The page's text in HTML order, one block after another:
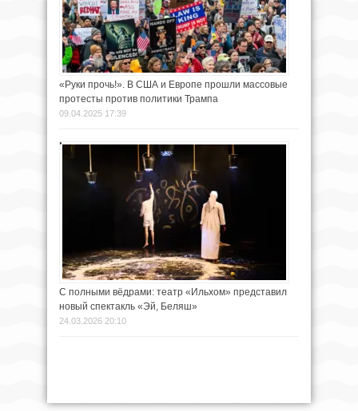
«Руки прочь!». В США и Европе прошли массовые
протесты против политики Трампа
09.04.2025 17:39
С полными вёдрами: театр «Ильхом» представил
новый спектакль «Эй, Беляш»
24.03.2026 20:10